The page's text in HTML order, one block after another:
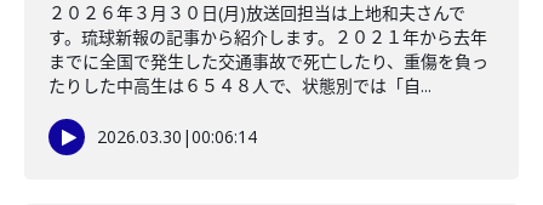
２０２６年３月３０日(月)放送回担当は上地和夫さんで
す。琉球新報の記事から紹介します。２０２１年から去年
までに全国で発生した交通事故で死亡したり、重傷を負っ
たりした中高生は６５４８人で、状態別では「自...
2026.03.30 |00:06:14